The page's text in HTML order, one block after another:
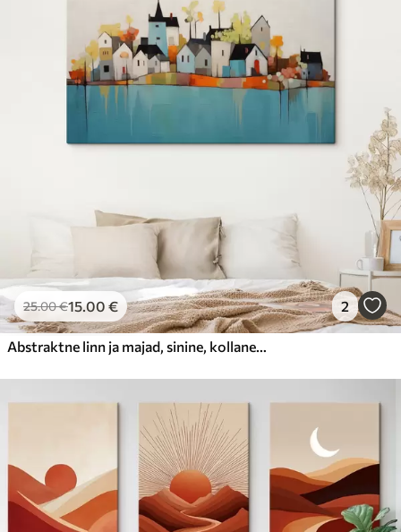
25.00€15.00 € 2
Abstraktne linn ja majad, sinine, kollane, punane värv